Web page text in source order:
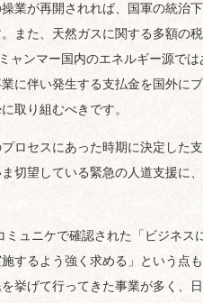
業が再開されれば、国軍の統治
また、天然ガスに関する多額の
ャンマー国内のエネルギー源で
に伴い発生する支払金を国外に
取り組むべきです。
ロセスにあった時期に決定した
切望している緊急の人道支援に
ュニケで確認された「ビジネス
するよう強く求める」という点
挙げて行ってきた事業が多く、